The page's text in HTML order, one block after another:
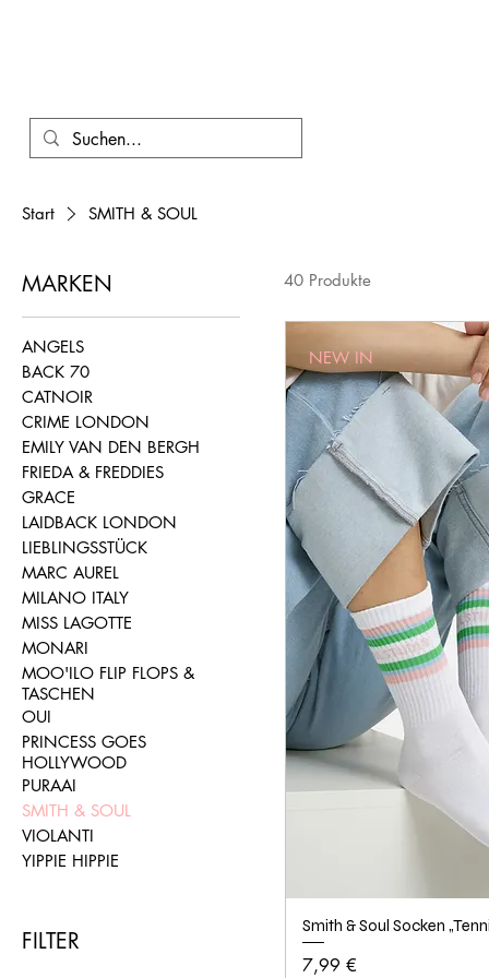
Start SMITH & SOUL
MARKEN
ANGELS
BACK 70
CATNOIR
CRIME LONDON
EMILY VAN DEN BERGH
FRIEDA & FREDDIES
GRACE
LAIDBACK LONDON
LIEBLINGSSTÜCK
MARC AUREL
MILANO ITALY
MISS LAGOTTE
MONARI
MOO'ILO FLIP FLOPS &
TASCHEN
OUI
PRINCESS GOES
HOLLYWOOD
PURAAI
SMITH & SOUL
VIOLANTI
YIPPIE HIPPIE
FILTER
40 Produkte
NEW IN
Smith & Soul Socken
Preis
7,99 €